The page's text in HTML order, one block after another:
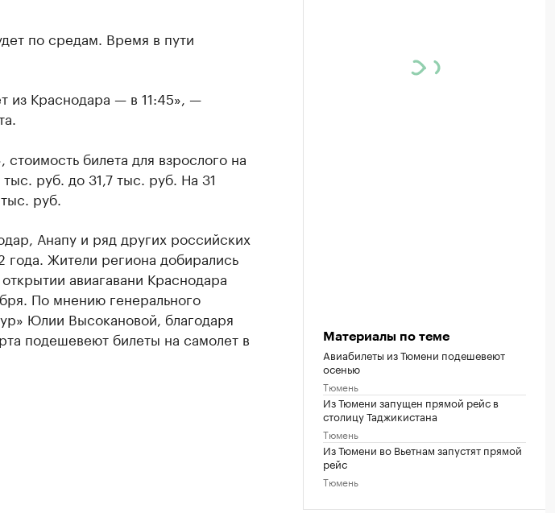
по средам. Время в пути
из Краснодара — в 11:45», —
билета для взрослого на
руб. до 31,7 тыс. руб. На 31
руб.
Анапу и ряд других российских
Жители региона добирались
авиагавани Краснодара
По мнению генерального
Юлии Высокановой, благодаря
подешевеют билеты на самолет в
Материалы по теме
Авиабилеты из Тюмени подешевеют
осенью
Тюмень
Из Тюмени запущен прямой рейс в
столицу Таджикистана
Тюмень
Из Тюмени во Вьетнам запустят прямой
рейс
Тюмень